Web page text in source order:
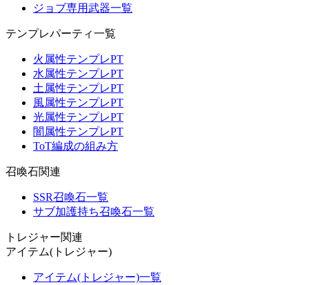
ジョブ専用武器一覧
テンプレパーティ一覧
火属性テンプレPT
水属性テンプレPT
土属性テンプレPT
風属性テンプレPT
光属性テンプレPT
闇属性テンプレPT
ToT編成の組み方
召喚石関連
SSR召喚石一覧
サブ加護持ち召喚石一覧
トレジャー関連
アイテム(トレジャー)
アイテム(トレジャー)一覧